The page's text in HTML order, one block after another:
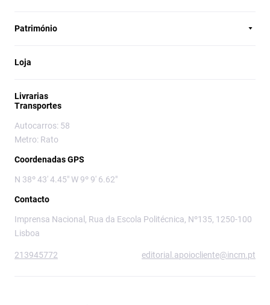
Património
Loja
Livrarias
Transportes
Autocarros: 58
Metro: Rato
Coordenadas GPS
N 38º 43' 4.45" W 9º 9' 6.62"
Contacto
Imprensa Nacional, Rua da Escola Politécnica, Nº135, 1250-100
Lisboa
213945772 editorial.apoiocliente@incm.pt